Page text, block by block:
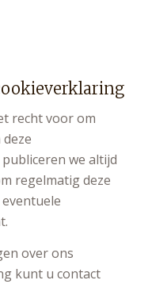
recht voor om
we altijd
regelmatig deze
over ons
kunt u contact